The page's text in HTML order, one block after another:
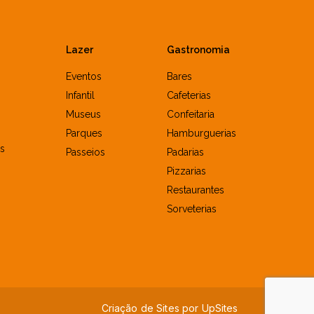
Lazer
Eventos
Infantil
Museus
Parques
Passeios
Gastronomia
Bares
Cafeterias
Confeitaria
Hamburguerias
Padarias
Pizzarias
Restaurantes
Sorveterias
Criação de Sites por UpSites